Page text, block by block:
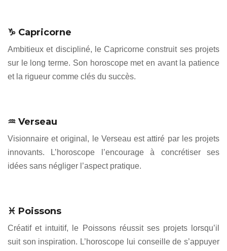
♑ Capricorne
Ambitieux et discipliné, le Capricorne construit ses projets
sur le long terme. Son horoscope met en avant la patience
et la rigueur comme clés du succès.
♒ Verseau
Visionnaire et original, le Verseau est attiré par les projets
innovants. L’horoscope l’encourage à concrétiser ses
idées sans négliger l’aspect pratique.
♓ Poissons
Créatif et intuitif, le Poissons réussit ses projets lorsqu’il
suit son inspiration. L’horoscope lui conseille de s’appuyer